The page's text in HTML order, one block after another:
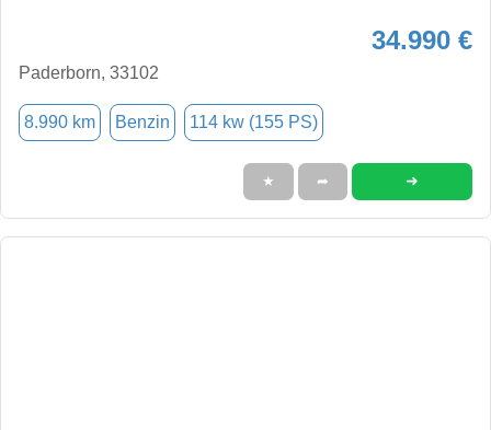
34.990 €
Paderborn, 33102
8.990 km Benzin 114 kw (155 PS)
★ ➦ ➜